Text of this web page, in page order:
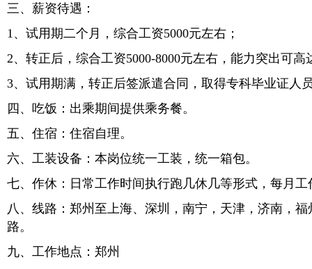
三、薪资待遇：
1、试用期二个月，综合工资5000元左右；
2、转正后，综合工资5000-8000元左右，能力突出可高
3、试用期满，转正后签派遣合同，取得专科毕业证人
四、吃饭：出乘期间提供乘务餐。
五、住宿：住宿自理。
六、工装设备：本岗位统一工装，统一箱包。
七、作休：日常工作时间执行跑几休几等形式，每月
八、线路：郑州至上海、深圳，南宁，天津，济南，
路。
九、工作地点：郑州